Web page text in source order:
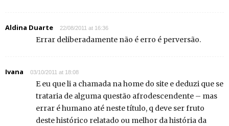
Aldina Duarte 22/08/2011 at 16:36
Errar deliberadamente não é erro é perversão.
Ivana 03/10/2011 at 18:08
E eu que li a chamada na home do site e deduzi que se
trataria de alguma questão afrodescendente – mas
errar é humano até neste título, q deve ser fruto
deste histórico relatado ou melhor da história da